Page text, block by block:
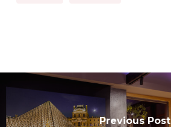
Previous Post